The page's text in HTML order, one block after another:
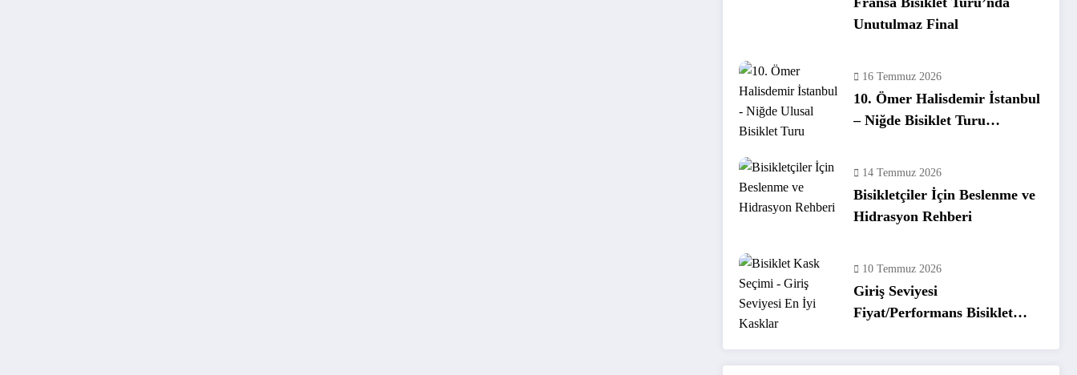
Unutulmaz Final
16 Temmuz 2026
10. Ömer Halisdemir İstanbul
– Niğde Bisiklet Turu
14 Temmuz 2026
Bisikletçiler İçin Beslenme ve
Hidrasyon Rehberi
10 Temmuz 2026
Giriş Seviyesi
Fiyat/Performans Bisiklet